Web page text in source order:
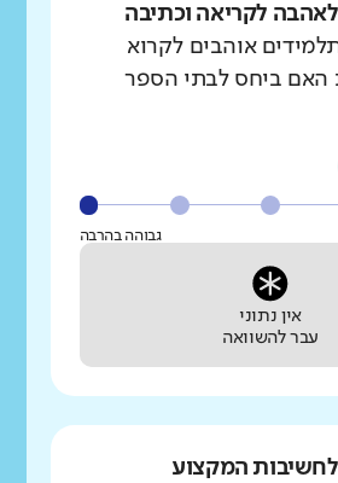
לקריאה וכתיבה
אוהבים לקרוא
האם ביחס לבתי הספר
גבוהה בהרבה
אין נתוני
עבר להשוואה
המקצוע